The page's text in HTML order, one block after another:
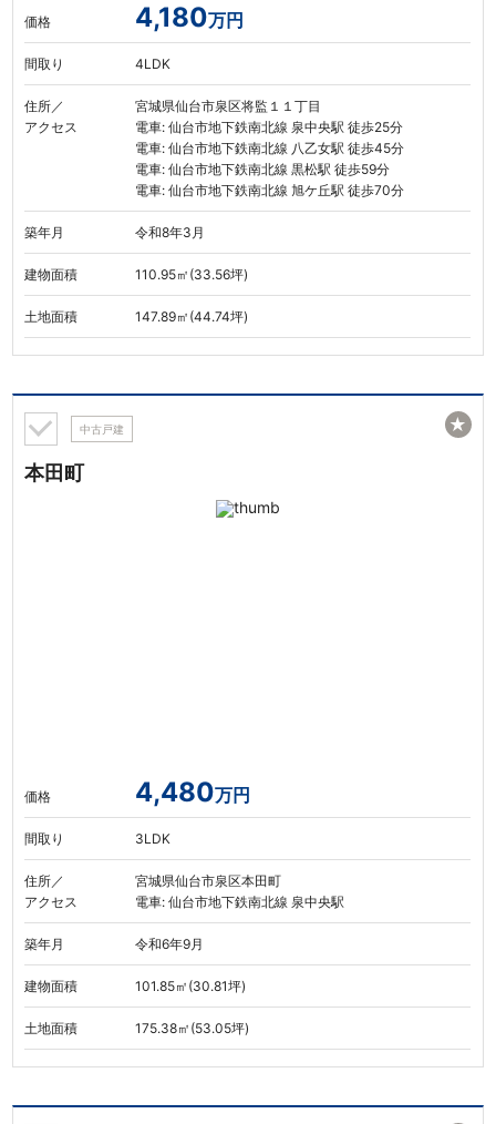
価格 4,180万円
間取り 4LDK
住所／
アクセス
宮城県仙台市泉区将監１１丁目
電車: 仙台市地下鉄南北線 泉中央駅 徒歩25分
電車: 仙台市地下鉄南北線 八乙女駅 徒歩45分
電車: 仙台市地下鉄南北線 黒松駅 徒歩59分
電車: 仙台市地下鉄南北線 旭ケ丘駅 徒歩70分
築年月 令和8年3月
建物面積 110.95㎡(33.56坪)
土地面積 147.89㎡(44.74坪)
中古戸建
本田町
価格 4,480万円
間取り 3LDK
住所／
アクセス
宮城県仙台市泉区本田町
電車: 仙台市地下鉄南北線 泉中央駅
築年月 令和6年9月
建物面積 101.85㎡(30.81坪)
土地面積 175.38㎡(53.05坪)
★